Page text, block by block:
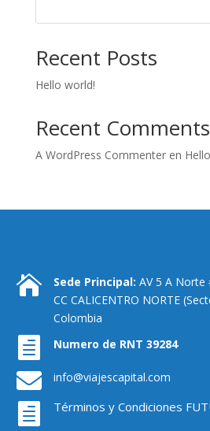
Recent Posts
Hello world!
Recent Comments
A WordPress Commenteren
 Sede Principal: AV 5 A Norte
CC CALICENTRO NORTE
Colombia
 Numero de RNT 39284
 info@viajescapital.com
 Términos y Condiciones